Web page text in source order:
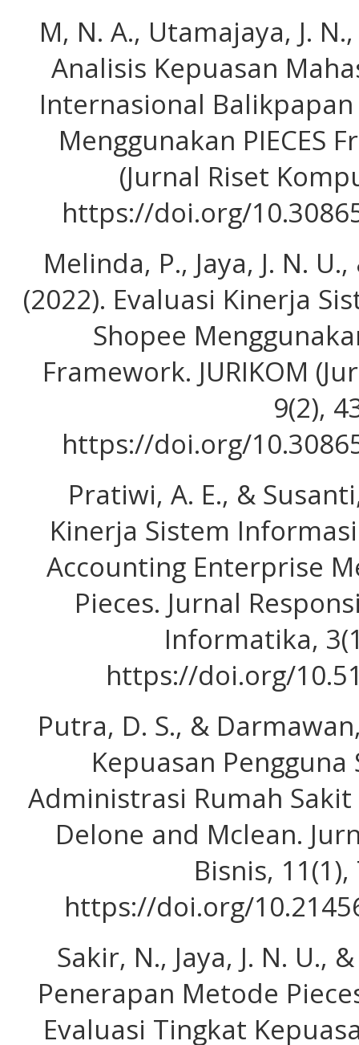
M, N. A., Utamajaya, J.
Analisis Kepuasan
Internasional Balikpapan
Menggunakan PIECES
(Jurnal Riset
https://doi.org/
Melinda, P., Jaya, J. N.
(2022). Evaluasi Kinerja
Shopee
Framework. JURIKOM
9(2),
https://doi.org/
Pratiwi, A. E., &
Kinerja Sistem
Accounting Enterprise
Pieces. Jurnal
Informatika,
https://doi.org/
Putra, D. S., &
Kepuasan
Administrasi Rumah Sakit
Delone and Mclean.
Bisnis, 11(1),
https://doi.org/
Sakir, N., Jaya, J. N. U.,
Penerapan Metode
Evaluasi Tingkat